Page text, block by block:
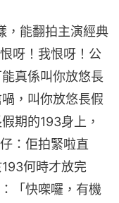
，能翻拍主演經典
呀！我恨呀！公
真係叫你放悠長
，叫你放悠長假
期的193身上，
：佢拍緊啦直
何時才放完
「快㗎囉，有機